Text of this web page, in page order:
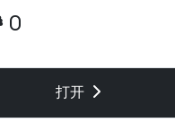
0
打开